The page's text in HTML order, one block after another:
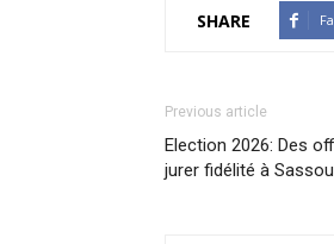
SHARE
Previous article
Election 2026: Des
jurer fidélité à